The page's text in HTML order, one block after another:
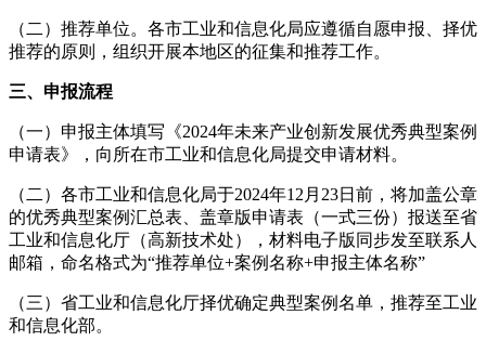
（二）推荐单位。各市工业和信息化局应遵循自愿申报、择优
推荐的原则，组织开展本地区的征集和推荐工作。
三、申报流程
（一）申报主体填写《2024年未来产业创新发展优秀典型案例
申请表》，向所在市工业和信息化局提交申请材料。
（二）各市工业和信息化局于2024年12月23日前，将加盖公章
的优秀典型案例汇总表、盖章版申请表（一式三份）报送至省
工业和信息化厅（高新技术处），材料电子版同步发至联系人
邮箱，命名格式为“推荐单位+案例名称+申报主体名称”
（三）省工业和信息化厅择优确定典型案例名单，推荐至工业
和信息化部。